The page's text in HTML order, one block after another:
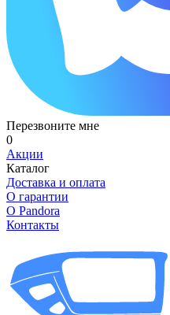
Перезвоните мне
0
Акции
Каталог
Доставка и оплата
О гарантии
О Pandora
Контакты